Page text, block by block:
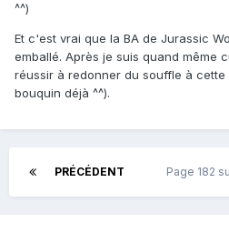
^^)
Et c'est vrai que la BA de Jurassic
emballé. Après je suis quand même
réussir à redonner du souffle à
bouquin déjà ^^).
PRÉCÉDENT Page 182